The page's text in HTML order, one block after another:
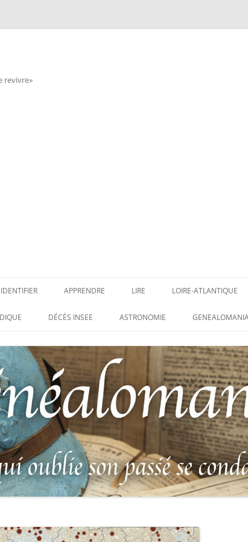
revivre»
À
DES
DE
VÉRITABLE LIVRE
LES PORTRAITS
SOLDATS
DU JOURNAL
– « HOMMAGE
IDENTIFIER
INSIGNES, ATTRIBUTS ET GRADES
IDENTIFIER UNE PATTE DE COLLET
(INSIGNE DE COL)
IDENTIFIER UNE MÉDAILLE OU
DÉCORATION
LEXIQUE DES ABRÉVIATIONS
MILITAIRES
CATALOGUES DES OBLITÉRATIONS
MILITAIRES FRANÇAISES 1914-1918
APPRENDRE
APPRENDRE
LIRE
LIRE
LOIRE-ATLANTIQUE
LES ENFANTS DU
CARRÉ MILITAIRE
CLION-SUR-MER
LES SOLDATS
N°65 – LE CLION-
LE CLION-SUR-MER :
AUX MORTS VIRTUEL
FRANCO-ALLEMANDE
1871
DÉCÈS INSEE ASTRONOMIE